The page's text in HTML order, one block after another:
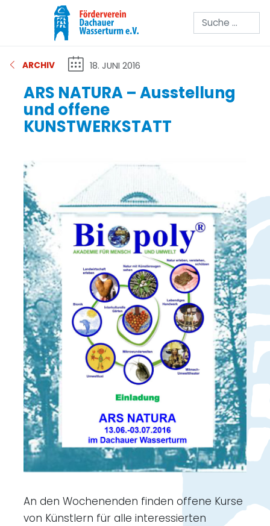
Suchen
ARCHIV 18. JUNI 2016
ARS NATURA – Ausstellung
und offene
KUNSTWERKSTATT
An den Wochenenden finden offene Kurse
von Künstlern für alle interessierten